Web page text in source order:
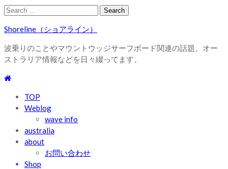
Skip
navigation
Skip
content
Search
Shoreline（ショアライン）
波乗りのことやマウントウッジサーフボード関連の話題、オー
ストラリア情報などを日々綴ってます。
TOP
Weblog
wave info
australia
about
お問い合わせ
Shop